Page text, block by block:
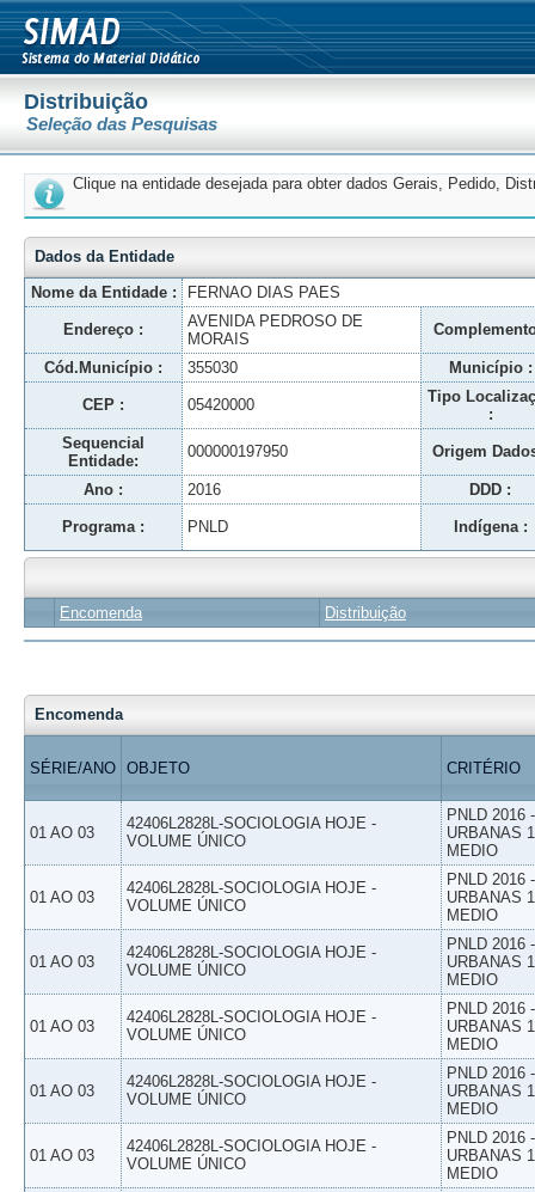
Distribuição
Seleção das Pesquisas
Clique na entidade desejada para obter dados Gerais, Pedido,
Dados da Entidade
Nome da Entidade :
FERNAO DIAS PAES
Endereço :
AVENIDA PEDROSO DE
MORAIS
Cód.Município : 355030 Município :
CEP : 05420000
Tipo
:
Sequencial
Entidade:
000000197950 Origem
Ano : 2016 DDD :
Programa : PNLD Indígena :
Encomenda Distribuição
Encomenda
SÉRIE/ANO OBJETO CRITÉRIO
01 AO 03
42406L2828L-SOCIOLOGIA HOJE -
VOLUME ÚNICO
PNLD 2016
URBANAS
MEDIO
01 AO 03
42406L2828L-SOCIOLOGIA HOJE -
VOLUME ÚNICO
PNLD 2016
URBANAS
MEDIO
01 AO 03
42406L2828L-SOCIOLOGIA HOJE -
VOLUME ÚNICO
PNLD 2016
URBANAS
MEDIO
01 AO 03
42406L2828L-SOCIOLOGIA HOJE -
VOLUME ÚNICO
PNLD 2016
URBANAS
MEDIO
01 AO 03
42406L2828L-SOCIOLOGIA HOJE -
VOLUME ÚNICO
PNLD 2016
URBANAS
MEDIO
01 AO 03
42406L2828L-SOCIOLOGIA HOJE -
VOLUME ÚNICO
PNLD 2016
URBANAS
MEDIO